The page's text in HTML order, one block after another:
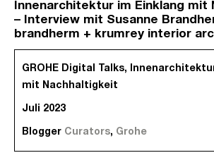
Innenarchitektur im Einklang mit
– Interview mit Susanne
brandherm + krumrey interior
GROHE Digital Talks,
mit Nachhaltigkeit
Juli 2023
Blogger Curators, Grohe